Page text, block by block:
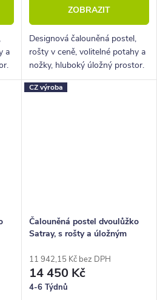
a
ZOBRAZIT
Designová čalouněná postel,
rošty v ceně, volitelné potahy a
nožky, hluboký úložný prostor.
CZ výroba
Čalouněná postel dvoulůžko
Satray, s rošty a úložným
11 942,15 Kč bez DPH
14 450 Kč
4-6 Týdnů